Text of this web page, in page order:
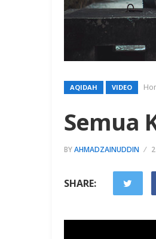
AQIDAH VIDEO
Semua
BYAHMADZAINUDDIN
SHARE: